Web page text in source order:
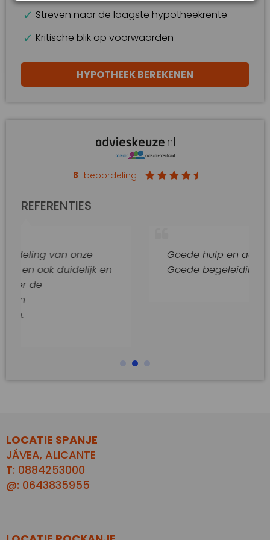
Streven naar de laagste hypotheekrente
Kritische blik op voorwaarden
HYPOTHEEK BEREKENEN
8 beoordeling
REFERENTIES
onze
duidelijk en
Goede hulp en adviezen.
Goede begeleiding van dit
LOCATIE SPANJE
JÁVEA, ALICANTE
T: 0884253000
@: 0643835955